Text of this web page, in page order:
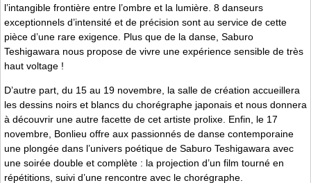
l’intangible frontière entre l’ombre et la lumière. 8 danseurs
exceptionnels d’intensité et de précision sont au service de cette
pièce d’une rare exigence. Plus que de la danse, Saburo
Teshigawara nous propose de vivre une expérience sensible de très
haut voltage !
D’autre part, du 15 au 19 novembre, la salle de création accueillera
les dessins noirs et blancs du chorégraphe japonais et nous donnera
à découvrir une autre facette de cet artiste prolixe. Enfin, le 17
novembre, Bonlieu offre aux passionnés de danse contemporaine
une plongée dans l’univers poétique de Saburo Teshigawara avec
une soirée double et complète : la projection d’un film tourné en
répétitions, suivi d’une rencontre avec le chorégraphe.